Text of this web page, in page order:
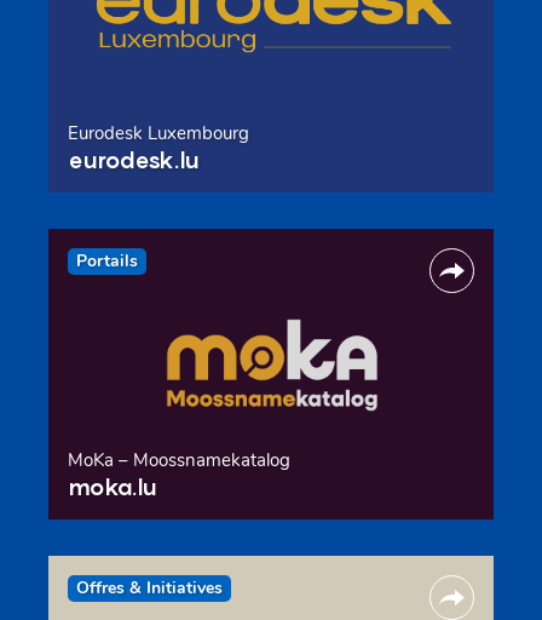
Eurodesk Luxembourg
eurodesk.lu
Portails
MoKa – Moossnamekatalog
moka.lu
Offres & Initiatives